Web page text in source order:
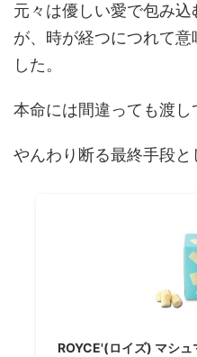
元々は優しい愛で包み
が、時が経つにつれて
した。
本命には間違っても渡し
やんわり断る最終手段と
ROYCE'(ロイズ) マシュ